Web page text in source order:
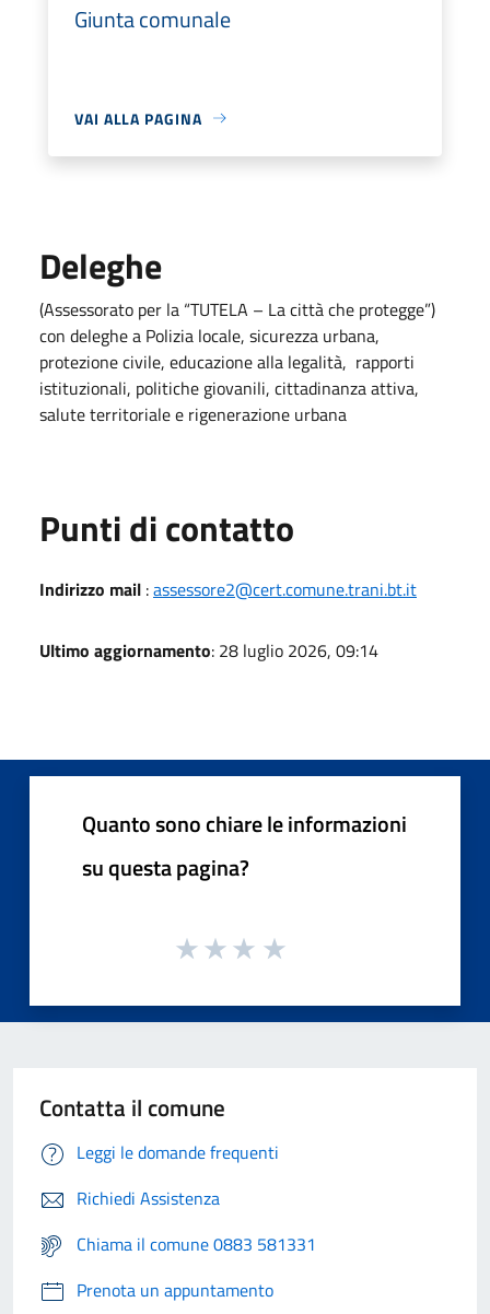
Giunta comunale
VAI ALLA PAGINA
Deleghe
(Assessorato per la “TUTELA – La città che protegge”)
con deleghe a Polizia locale, sicurezza urbana,
protezione civile, educazione alla legalità, rapporti
istituzionali, politiche giovanili, cittadinanza attiva,
salute territoriale e rigenerazione urbana
Punti di contatto
Indirizzo mail :assessore2@cert.comune.trani.bt.it
Ultimo aggiornamento: 28 luglio 2026, 09:14
Quanto sono chiare le informazioni
su questa pagina?
Contatta il comune
Leggi le domande frequenti
Richiedi Assistenza
Chiama il comune 0883 581331
Prenota un appuntamento